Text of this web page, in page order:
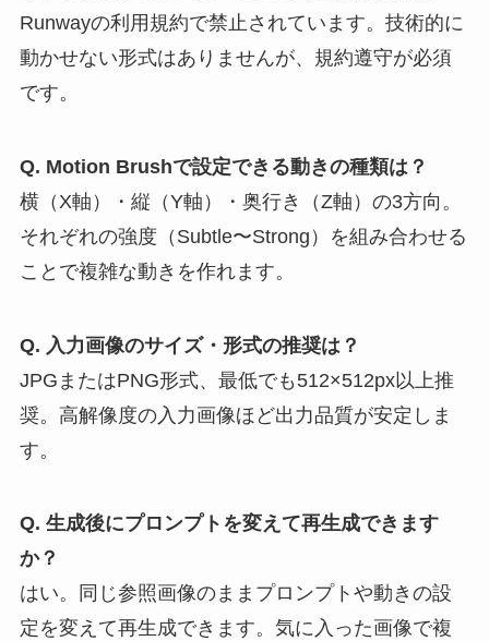
Runwayの利用規約で禁止されています。技術的に
動かせない形式はありませんが、規約遵守が必須
です。
Q. Motion Brushで設定できる動きの種類は？
横（X軸）・縦（Y軸）・奥行き（Z軸）の3方向。
それぞれの強度（Subtle〜Strong）を組み合わせる
ことで複雑な動きを作れます。
Q. 入力画像のサイズ・形式の推奨は？
JPGまたはPNG形式、最低でも512×512px以上推
奨。高解像度の入力画像ほど出力品質が安定しま
す。
Q. 生成後にプロンプトを変えて再生成できます
か？
はい。同じ参照画像のままプロンプトや動きの設
定を変えて再生成できます。気に入った画像で複